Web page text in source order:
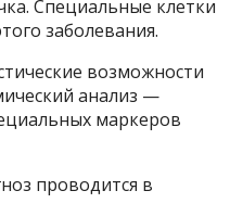
Специальные клетки
заболевания.
возможности
анализ —
маркеров
проводится в